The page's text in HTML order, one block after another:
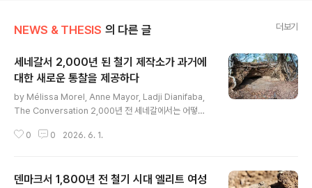
NEWS & THESIS 의 다른 글 더보기
세네갈서 2,000년 된 철기 제작소가 과거에
대한 새로운 통찰을 제공하다
by Mélissa Morel, Anne Mayor, Ladji Dianifaba,
The Conversation 2,000년 전 세네갈에서는 어떻게
y에 위치한 디데 웨스트Didé West 1 유적에서 최근 진행
것으로 보인다.아프리카 고고학 전문가들인 앤 메이어Ann
0 0 2026. 6. 1.
덴마크서 1,800년 전 철기 시대 엘리트 여성